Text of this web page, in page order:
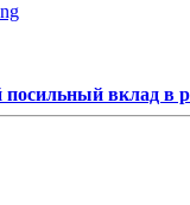
посильный вклад в